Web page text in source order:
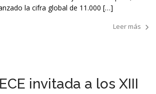
la cifra global de 11.000 […]
Leer más
invitada a los XIII